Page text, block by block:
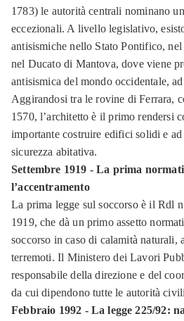
1783) le autorità centrali nominano
eccezionali. A livello legislativo,
antisismiche nello Stato Pontifico,
nel Ducato di Mantova, dove viene
antisismica del mondo occidentale,
Aggirandosi tra le rovine di Ferrara,
1570, l’architetto è il primo rendersi
importante costruire edifici solidi e
sicurezza abitativa.
Settembre 1919 - La prima
l’accentramento
La prima legge sul soccorso è il Rdl
1919, che dà un primo assetto
soccorso in caso di calamità naturali,
terremoti. Il Ministero dei Lavori
responsabile della direzione e del
da cui dipendono tutte le autorità
Febbraio 1992 - La legge 225/92: